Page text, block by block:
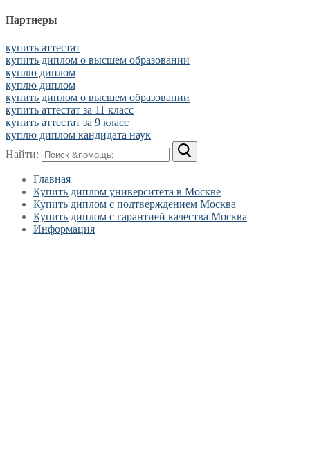
Партнеры
купить аттестат
купить диплом о высшем образовании
куплю диплом
куплю диплом
купить диплом о высшем образовании
купить аттестат за 11 класс
купить аттестат за 9 класс
куплю диплом кандидата наук
Найти:
Главная
Купить диплом университета в Москве
Купить диплом с подтверждением Москва
Купить диплом с гарантией качества Москва
Информация